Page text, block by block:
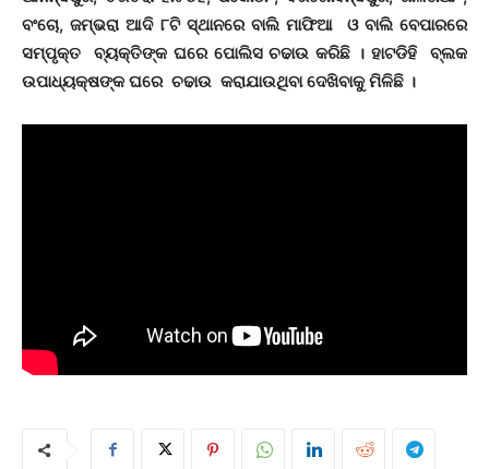
ବଂଚୋ, ଜମ୍ଭରା ଆଦି ୮ଟି ସ୍ଥାନରେ ବାଲି ମାଫିଆ ଓ ବାଲି ବେପାରରେ
ସମ୍ପୃକ୍ତ ବ୍ୟକ୍ତିଙ୍କ ଘରେ ପୋଲିସ ଚଢାଉ କରିଛି । ହାଟଡିହି ବ୍ଲକ
ଉପାଧ୍ୟକ୍ଷଙ୍କ ଘରେ ଚଢାଉ କରାଯାଉଥିବା ଦେଖିବାକୁ ମିଳିଛି ।